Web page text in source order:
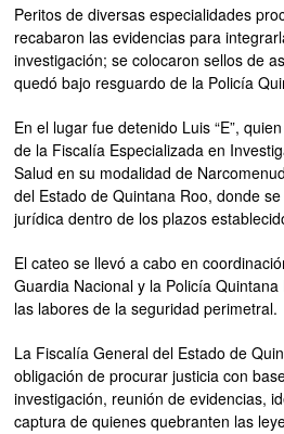
Peritos de diversas especialidades
recabaron las evidencias para
investigación; se colocaron sellos de
quedó bajo resguardo de la Policía
En el lugar fue detenido Luis “E”,
de la Fiscalía Especializada en
Salud en su modalidad de
del Estado de Quintana Roo, donde
jurídica dentro de los plazos
El cateo se llevó a cabo en
Guardia Nacional y la Policía
las labores de la seguridad perimetral.
La Fiscalía General del Estado de
obligación de procurar justicia con
investigación, reunión de evidencias,
captura de quienes quebranten las